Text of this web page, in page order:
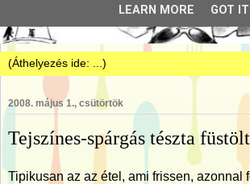
2008. május 1., csütörtök
Tejszínes-spárgás tészta
Tipikusan az az étel, ami frissen, azonnal
LEARN MORE GOT IT